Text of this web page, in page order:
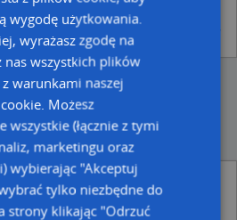
GUS, REGON, z firmowych stron www
regulamin.automapa.pl/odo_przetwarzanie/
Marchwiak - inne
pobliżu
wygodę użytkowania.
wyrażasz zgodę na
nas wszystkich plików
warunkami naszej
Możesz
wszystkie (łącznie z tymi
marketingu oraz
wybierając "Akceptuj
tylko niezbędne do
strony klikając "Odrzuć